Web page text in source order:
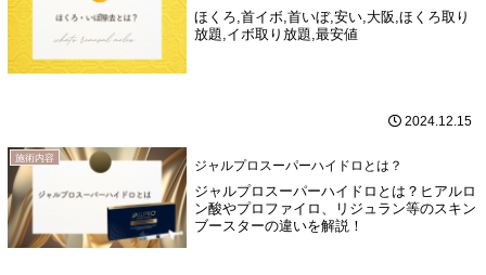
ほくろ,首イボ,首いぼ,安い,大阪,ほくろ取り
放題,イボ取り放題,最安値
2024.12.15
施術内容 ジャルプロスーパーハイドロとは？
ジャルプロスーパーハイドロとは？ヒアルロ
ン酸やプロファイロ、リジュラン等のスキン
ブースターの違いを解説！